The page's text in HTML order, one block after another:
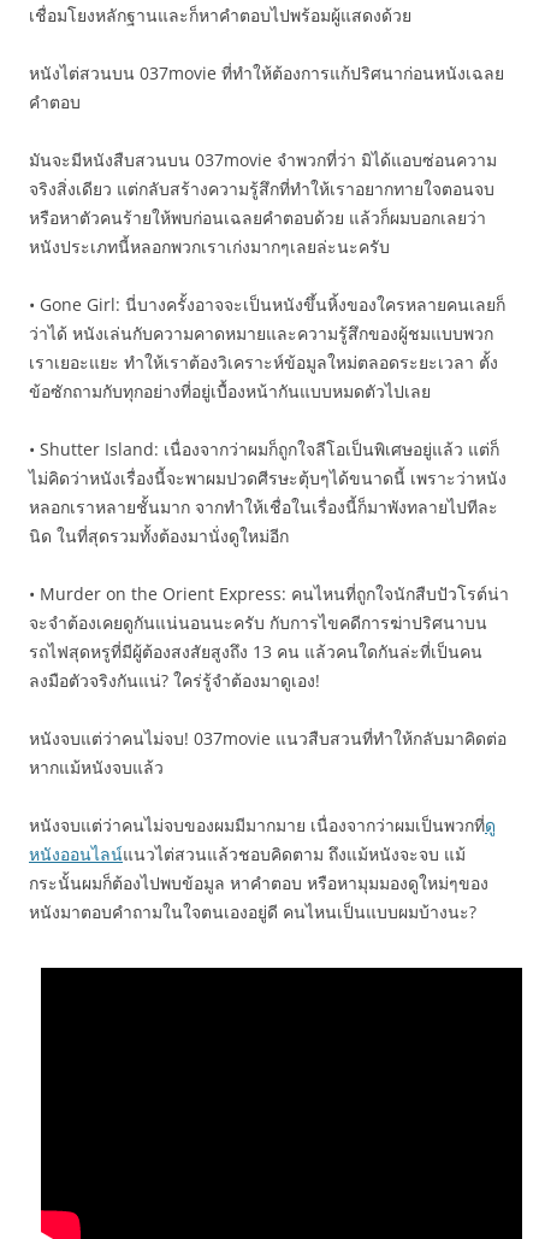
เชื่อมโยงหลักฐานและก็หาคำตอบไปพร้อมผู้แสดงด้วย
หนังไต่สวนบน 037movie ที่ทำให้ต้องการแก้ปริศนาก่อนหนังเฉลย
คำตอบ
มันจะมีหนังสืบสวนบน 037movie จำพวกที่ว่า มิได้แอบซ่อนความ
จริงสิ่งเดียว แต่กลับสร้างความรู้สึกที่ทำให้เราอยากทายใจตอนจบ
หรือหาตัวคนร้ายให้พบก่อนเฉลยคำตอบด้วย แล้วก็ผมบอกเลยว่า
หนังประเภทนี้หลอกพวกเราเก่งมากๆเลยล่ะนะครับ
• Gone Girl: นี่บางครั้งอาจจะเป็นหนังขึ้นหิ้งของใครหลายคนเลยก็
ว่าได้ หนังเล่นกับความคาดหมายและความรู้สึกของผู้ชมแบบพวก
เราเยอะแยะ ทำให้เราต้องวิเคราะห์ข้อมูลใหม่ตลอดระยะเวลา ตั้ง
ข้อซักถามกับทุกอย่างที่อยู่เบื้องหน้ากันแบบหมดตัวไปเลย
• Shutter Island: เนื่องจากว่าผมก็ถูกใจลีโอเป็นพิเศษอยู่แล้ว แต่ก็
ไม่คิดว่าหนังเรื่องนี้จะพาผมปวดศีรษะตุ้บๆได้ขนาดนี้ เพราะว่าหนัง
หลอกเราหลายชั้นมาก จากทำให้เชื่อในเรื่องนี้ก็มาพังทลายไปทีละ
นิด ในที่สุดรวมทั้งต้องมานั่งดูใหม่อีก
• Murder on the Orient Express: คนไหนที่ถูกใจนักสืบปัวโรต์น่า
จะจำต้องเคยดูกันแน่นอนนะครับ กับการไขคดีการฆ่าปริศนาบน
รถไฟสุดหรูที่มีผู้ต้องสงสัยสูงถึง 13 คน แล้วคนใดกันล่ะที่เป็นคน
ลงมือตัวจริงกันแน่? ใคร่รู้จำต้องมาดูเอง!
หนังจบแต่ว่าคนไม่จบ! 037movie แนวสืบสวนที่ทำให้กลับมาคิดต่อ
หากแม้หนังจบแล้ว
หนังจบแต่ว่าคนไม่จบของผมมีมากมาย เนื่องจากว่าผมเป็นพวกที่ดู
หนังออนไลน์แนวไต่สวนแล้วชอบคิดตาม ถึงแม้หนังจะจบ แม้
กระนั้นผมก็ต้องไปพบข้อมูล หาคำตอบ หรือหามุมมองดูใหม่ๆของ
หนังมาตอบคำถามในใจตนเองอยู่ดี คนไหนเป็นแบบผมบ้างนะ?